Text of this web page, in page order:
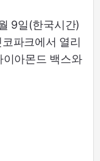
9일(한국시간)
파크에서 열리
아몬드 백스와